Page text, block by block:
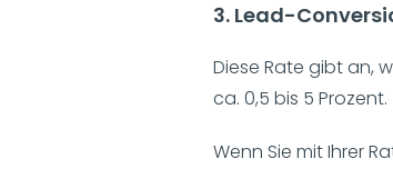
3. Lead-
Diese Rate gibt an,
ca. 0,5 bis 5 Prozent.
Wenn Sie mit Ihrer